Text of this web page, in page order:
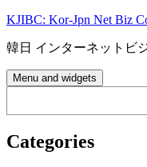
Skip
content
KJIBC: Kor-Jpn Net Biz
韓日 インターネットビ
Menu and widgets
Categories